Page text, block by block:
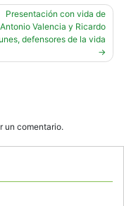
Presentación con vida de
Antonio Valencia y Ricardo
defensores de la vida
un comentario.